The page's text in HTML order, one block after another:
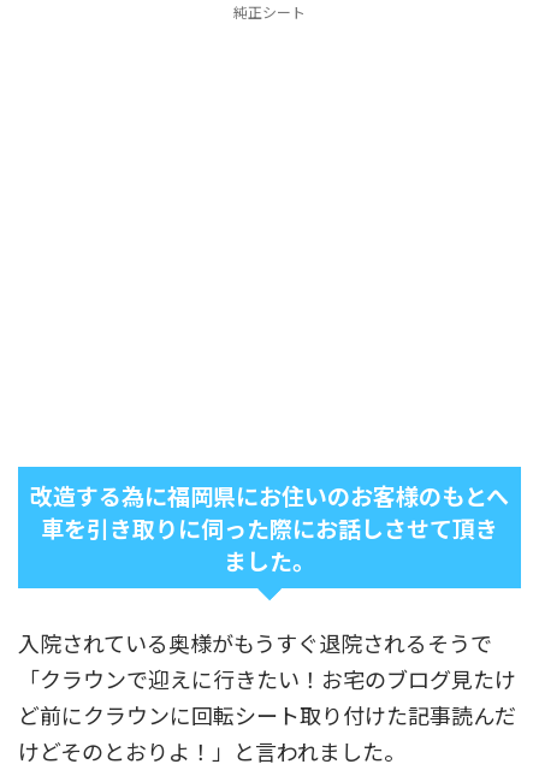
純正シート
改造する為に福岡県にお住いのお客様のもとへ
車を引き取りに伺った際にお話しさせて頂き
ました。
入院されている奥様がもうすぐ退院されるそうで
「クラウンで迎えに行きたい！お宅のブログ見たけ
ど前にクラウンに回転シート取り付けた記事読んだ
けどそのとおりよ！」と言われました。